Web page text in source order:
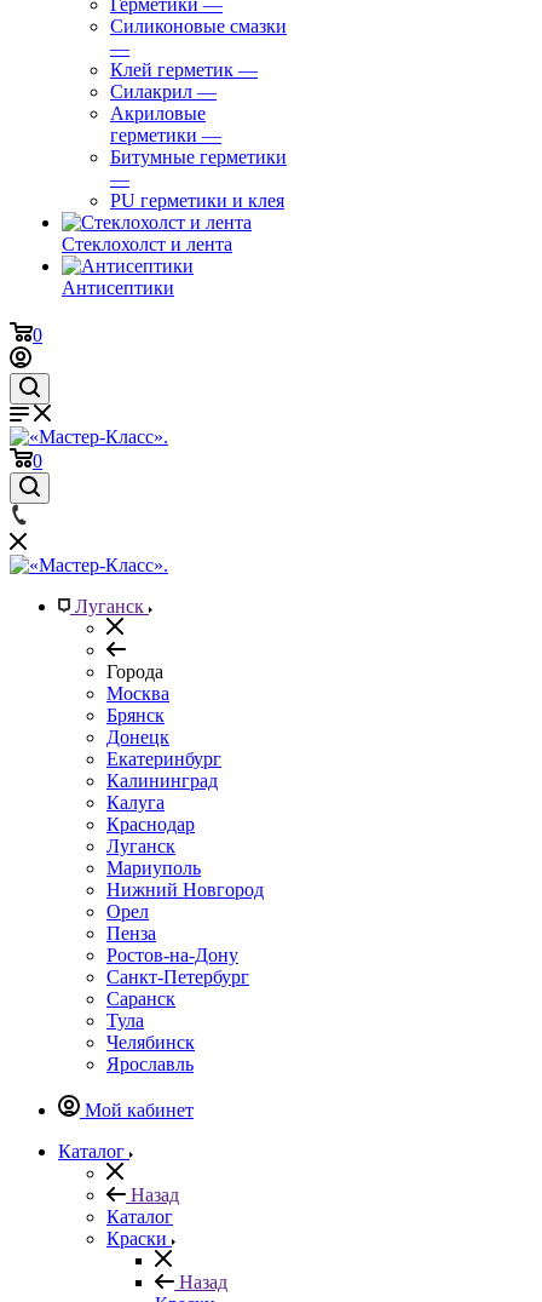
Герметики —
Силиконовые смазки
—
Клей герметик —
Силакрил —
Акриловые
герметики —
Битумные герметики
—
PU герметики и клея
Стеклохолст и лента
Антисептики
0
0
Луганск
Города
Москва
Брянск
Донецк
Екатеринбург
Калининград
Калуга
Краснодар
Луганск
Мариуполь
Нижний Новгород
Орел
Пенза
Ростов-на-Дону
Санкт-Петербург
Саранск
Тула
Челябинск
Ярославль
Мой кабинет
Каталог
Назад
Каталог
Краски
Назад